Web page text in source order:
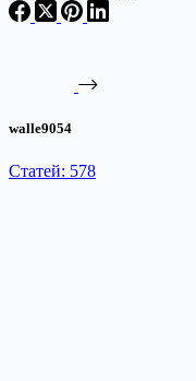
walle9054
Статей: 578